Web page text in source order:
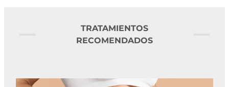
TRATAMIENTOS
RECOMENDADOS